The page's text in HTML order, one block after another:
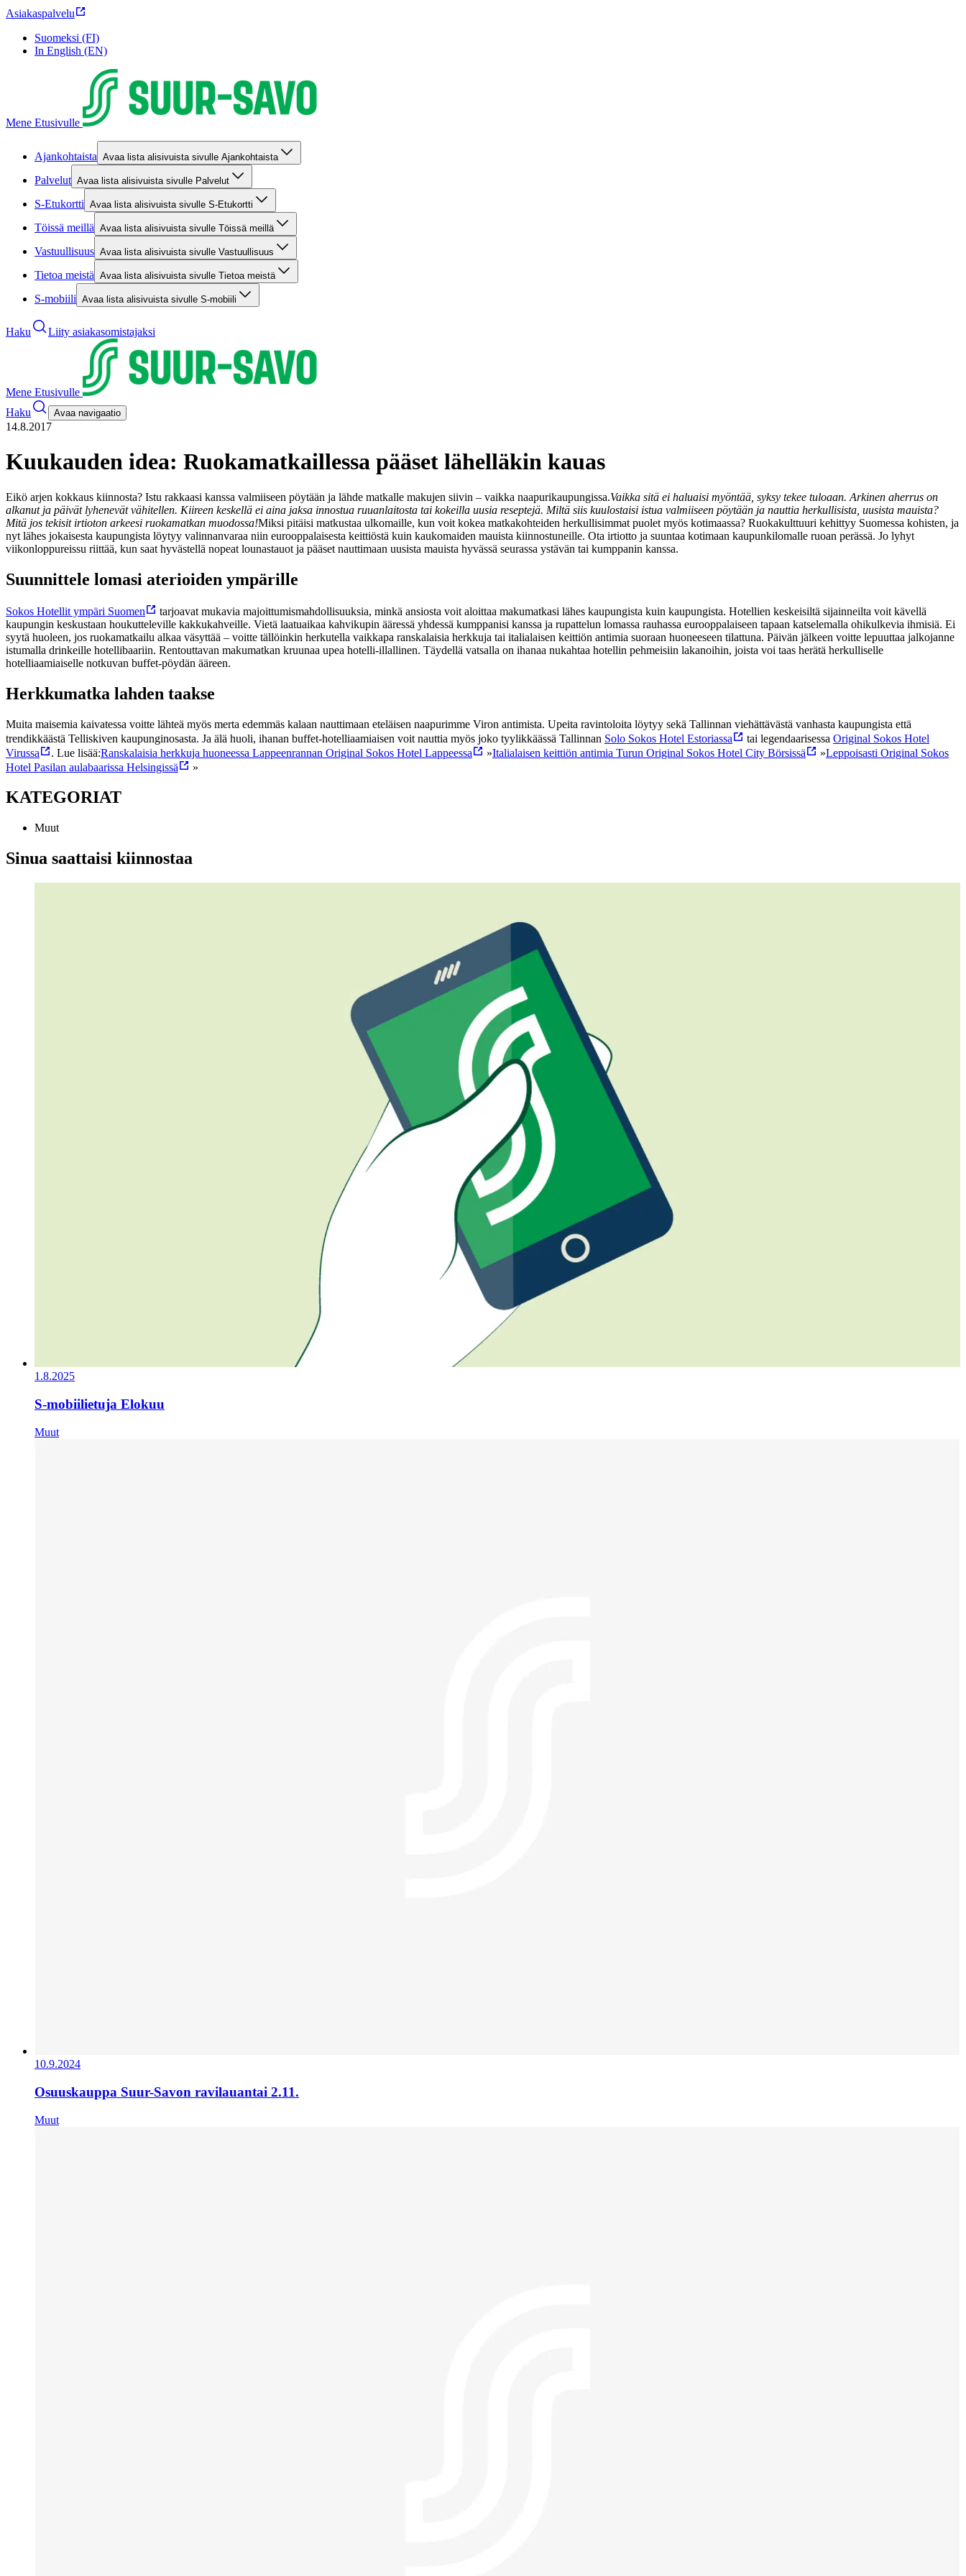
Asiakaspalvelu
Suomeksi (FI)
In English (EN)
Mene Etusivulle
Ajankohtaista Avaa lista alisivuista sivulle Ajankohtaista
Palvelut Avaa lista alisivuista sivulle Palvelut
S-Etukortti Avaa lista alisivuista sivulle S-Etukortti
Töissä meillä Avaa lista alisivuista sivulle Töissä meillä
Vastuullisuus Avaa lista alisivuista sivulle Vastuullisuus
Tietoa meistä Avaa lista alisivuista sivulle Tietoa meistä
S-mobiili Avaa lista alisivuista sivulle S-mobiili
Haku Liity asiakasomistajaksi
Mene Etusivulle
Haku
Avaa navigaatio
14.8.2017
Kuukauden idea: Ruokamatkaillessa pääset lähelläkin kauas
Eikö arjen kokkaus kiinnosta? Istu rakkaasi kanssa valmiiseen pöytään ja lähde matkalle makujen siivin – vaikka naapurikaupungissa.Vaikka sitä ei haluaisi myöntää, syksy tekee tuloaan. Arkinen aherrus on
alkanut ja päivät lyhenevät vähitellen. Kiireen keskellä ei aina jaksa innostua ruuanlaitosta tai kokeilla uusia reseptejä. Miltä siis kuulostaisi istua valmiiseen pöytään ja nauttia herkullisista, uusista mauista?
Mitä jos tekisit irtioton arkeesi ruokamatkan muodossa!Miksi pitäisi matkustaa ulkomaille, kun voit kokea matkakohteiden herkullisimmat puolet myös kotimaassa? Ruokakulttuuri kehittyy Suomessa kohisten, ja
nyt lähes jokaisesta kaupungista löytyy valinnanvaraa niin eurooppalaisesta keittiöstä kuin kaukomaiden mauista kiinnostuneille. Ota irtiotto ja suuntaa kotimaan kaupunkilomalle ruoan perässä. Jo lyhyt
viikonloppureissu riittää, kun saat hyvästellä nopeat lounastauot ja pääset nauttimaan uusista mauista hyvässä seurassa ystävän tai kumppanin kanssa.
Suunnittele lomasi aterioiden ympärille
Sokos Hotellit ympäri Suomen
tarjoavat mukavia majoittumismahdollisuuksia, minkä ansiosta voit aloittaa makumatkasi lähes kaupungista kuin kaupungista. Hotellien keskeisiltä sijainneilta voit kävellä
kaupungin keskustaan houkutteleville kakkukahveille. Vietä laatuaikaa kahvikupin ääressä yhdessä kumppanisi kanssa ja rupattelun lomassa rauhassa eurooppalaiseen tapaan katselemalla ohikulkevia ihmisiä. Ei
syytä huoleen, jos ruokamatkailu alkaa väsyttää – voitte tällöinkin herkutella vaikkapa ranskalaisia herkkuja tai italialaisen keittiön antimia suoraan huoneeseen tilattuna. Päivän jälkeen voitte lepuuttaa jalkojanne
istumalla drinkeille hotellibaariin. Rentouttavan makumatkan kruunaa upea hotelli-illallinen. Täydellä vatsalla on ihanaa nukahtaa hotellin pehmeisiin lakanoihin, joista voi taas herätä herkulliselle
hotelliaamiaiselle notkuvan buffet-pöydän ääreen.
Herkkumatka lahden taakse
Muita maisemia kaivatessa voitte lähteä myös merta edemmäs kalaan nauttimaan eteläisen naapurimme Viron antimista. Upeita ravintoloita löytyy sekä Tallinnan viehättävästä vanhasta kaupungista että
trendikkäästä Telliskiven kaupunginosasta. Ja älä huoli, ihanan buffet-hotelliaamiaisen voit nauttia myös joko tyylikkäässä Tallinnan Solo Sokos Hotel Estoriassa tai legendaarisessa Original Sokos Hotel
Virussa
. Lue lisää:Ranskalaisia herkkuja huoneessa Lappeenrannan Original Sokos Hotel Lappeessa »Italialaisen keittiön antimia Turun Original Sokos Hotel City Börsissä »Leppoisasti Original Sokos
Hotel Pasilan aulabaarissa Helsingissä
»
KATEGORIAT
Muut
Sinua saattaisi kiinnostaa
1.8.2025
S-mobiilietuja Elokuu
Muut
10.9.2024
Osuuskauppa Suur-Savon ravilauantai 2.11.
Muut